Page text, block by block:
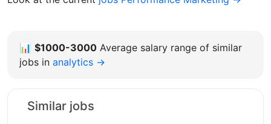
📊 $1000-3000 Average salary range of similar
jobs in analytics →
Similar jobs